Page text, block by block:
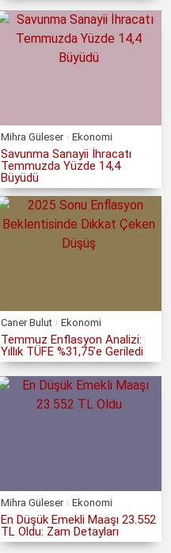
Mihra Güleser Ekonomi
Savunma Sanayii İhracatı
Temmuzda Yüzde 14,4
Büyüdü
Caner Bulut Ekonomi
Temmuz Enflasyon Analizi:
Yıllık TÜFE %31,75’e Geriledi
Mihra Güleser Ekonomi
En Düşük Emekli Maaşı 23.552
TL Oldu: Zam Detayları